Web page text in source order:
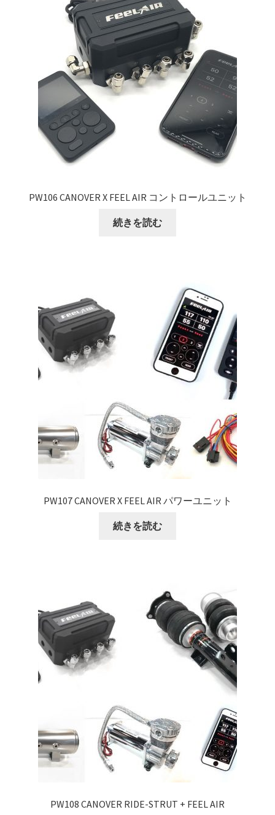
PW106 CANOVER X FEEL AIR コントロールユニット
続きを読む
PW107 CANOVER X FEEL AIR パワーユニット
続きを読む
PW108 CANOVER RIDE-STRUT + FEEL AIR